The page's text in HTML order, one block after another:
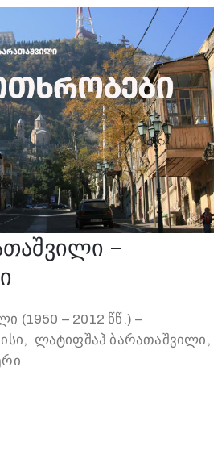
–
(1950 – 2012 წწ.) –
ლატიფშაჰ ბარათაშვილი,